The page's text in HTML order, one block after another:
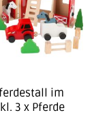
im
3 x Pferde